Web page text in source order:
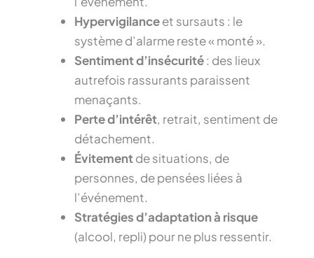
Hypervigilanceet sursauts : le
système d’alarme reste « monté ».
Sentiment d’insécurité: des lieux
autrefois rassurants paraissent
menaçants.
Perte d’intérêt, retrait, sentiment de
détachement.
Évitementde situations, de
personnes, de pensées liées à
l’événement.
Stratégies d’adaptation à risque
(alcool, repli) pour ne plus ressentir.